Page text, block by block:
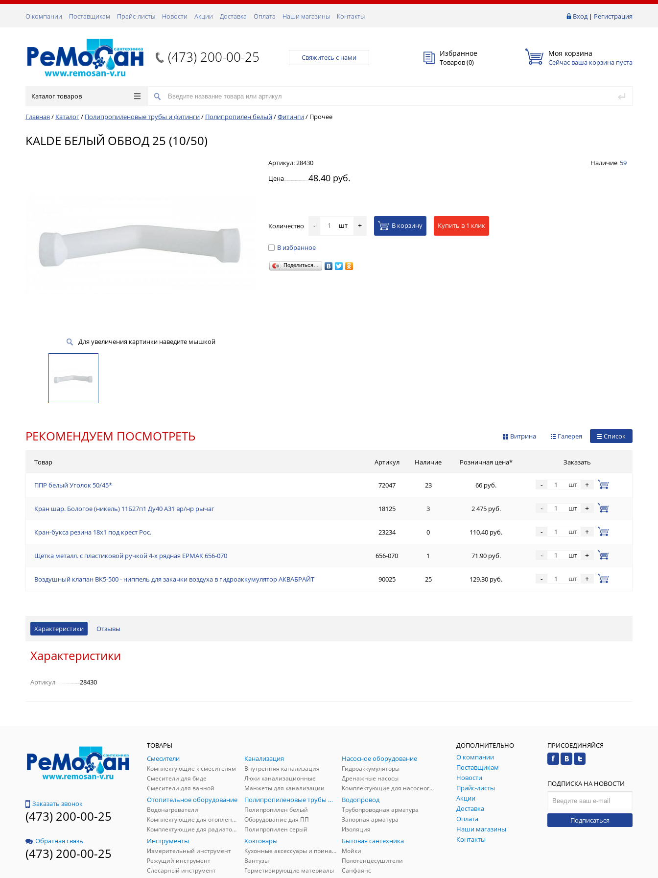
Вход| Регистрация
О компании Поставщикам Прайс-листы Новости Акции Доставка Оплата Наши магазины Контакты
(473) 200-00-25 Свяжитесь с нами Избранное
Товаров (0)
Моя корзина
Сейчас ваша корзина пуста
Каталог товаров
Главная / Каталог/ Полипропиленовые трубы и фитинги/ Полипропилен белый/Фитинги/ Прочее
KALDE БЕЛЫЙ ОБВОД 25 (10/50)
Для увеличения картинки наведите мышкой
Артикул: 28430 Наличие 59
Цена
48.40 руб.
Количество - шт + В корзину Купить в 1 клик
В избранное
Поделиться…
РЕКОМЕНДУЕМ ПОСМОТРЕТЬ Список
Галерея
Витрина
Товар Артикул Наличие Розничная цена* Заказать
ППР белый Уголок 50/45* 72047 23 66 руб. - шт +
Кран шар. Бологое (никель) 11Б27п1 Ду40 А31 вр/нр рычаг 18125 3 2 475 руб. - шт +
Кран-букса резина 18х1 под крест Рос. 23234 0 110.40 руб. - шт +
Щетка металл. с пластиковой ручкой 4-х рядная ЕРМАК 656-070 656-070 1 71.90 руб. - шт +
Воздушный клапан ВК5-500 - ниппель для закачки воздуха в гидроаккумулятор АКВАБРАЙТ 90025 25 129.30 руб. - шт +
Характеристики Отзывы
Характеристики
Артикул 28430
Заказать звонок
(473) 200-00-25
Обратная связь
(473) 200-00-25
ТОВАРЫ
Смесители
Комплектующие к смесителям
Смесители для биде
Смесители для ванной
Канализация
Внутренняя канализация
Люки канализационные
Манжеты для канализации
Насосное оборудование
Гидроаккумуляторы
Дренажные насосы
Комплектующие для насосного оборудования
Отопительное оборудование
Водонагреватели
Комплектующие для отопления
Комплектующие для радиаторов
Полипропиленовые трубы и фитинги
Полипропилен белый
Оборудование для ПП
Полипропилен серый
Водопровод
Трубопроводная арматура
Запорная арматура
Изоляция
Инструменты
Измерительный инструмент
Режущий инструмент
Слесарный инструмент
Хозтовары
Кухонные аксессуары и принадлежности
Вантузы
Герметизирующие материалы
Бытовая сантехника
Мойки
Полотенцесушители
Санфаянс
ДОПОЛНИТЕЛЬНО
О компании
Поставщикам
Новости
Прайс-листы
Акции
Доставка
Оплата
Наши магазины
Контакты
ПРИСОЕДИНЯЙСЯ
ПОДПИСКА НА НОВОСТИ
Подписаться